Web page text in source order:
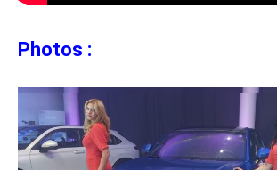
Photos :